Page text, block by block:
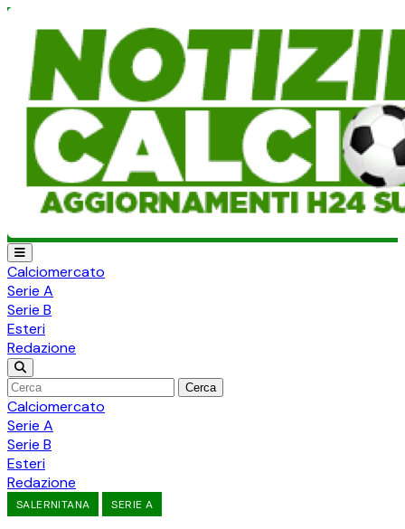
Calciomercato
Serie A
Serie B
Esteri
Redazione
Cerca
Calciomercato
Serie A
Serie B
Esteri
Redazione
SALERNITANA SERIE A